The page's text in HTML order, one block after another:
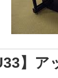
】ア